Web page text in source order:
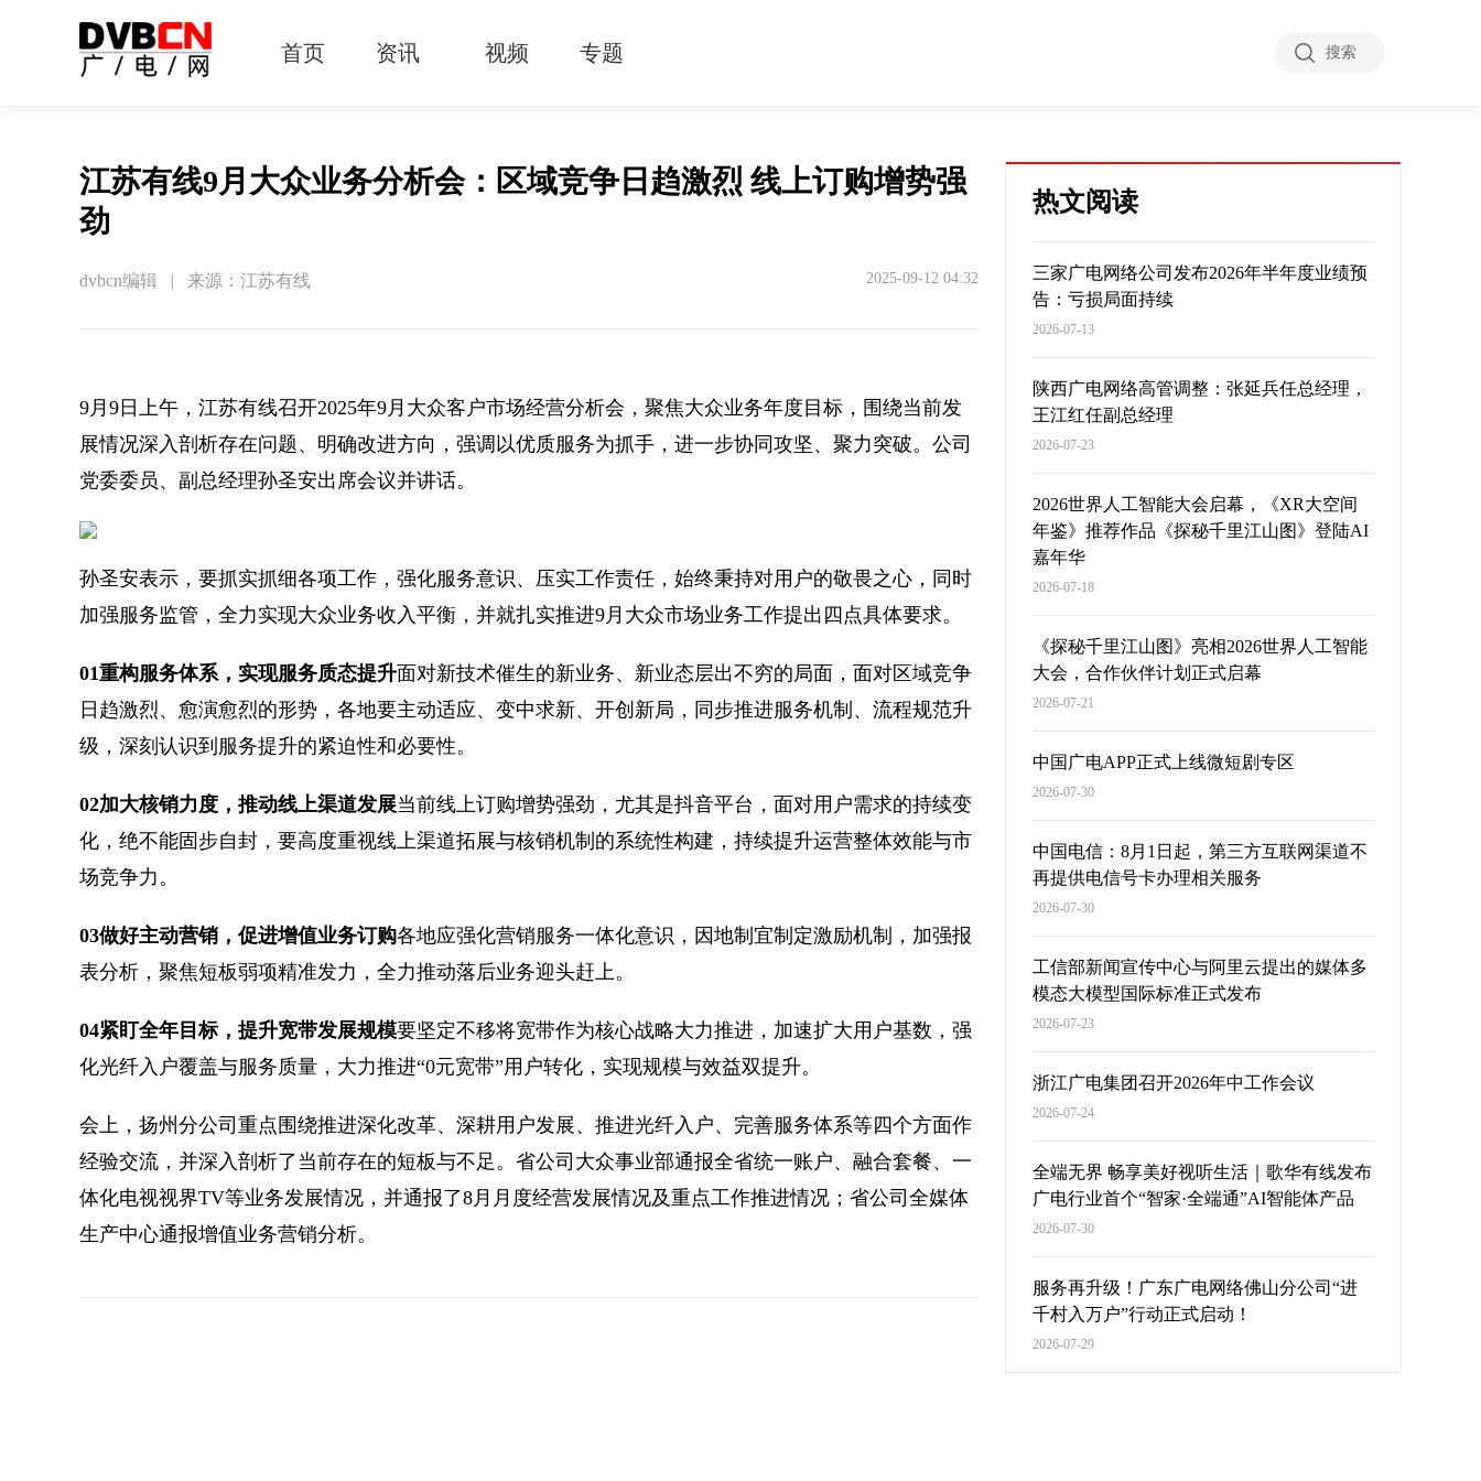
首页 资讯 视频 专题 搜索
江苏有线9月大众业务分析会：区域竞争日趋激烈 线上订购增势强
劲
dvbcn编辑 | 来源：江苏有线 2025-09-12 04:32
9月9日上午，江苏有线召开2025年9月大众客户市场经营分析会，聚焦大众业务年度目标，围绕当前发
展情况深入剖析存在问题、明确改进方向，强调以优质服务为抓手，进一步协同攻坚、聚力突破。公司
党委委员、副总经理孙圣安出席会议并讲话。
孙圣安表示，要抓实抓细各项工作，强化服务意识、压实工作责任，始终秉持对用户的敬畏之心，同时
加强服务监管，全力实现大众业务收入平衡，并就扎实推进9月大众市场业务工作提出四点具体要求。
01重构服务体系，实现服务质态提升面对新技术催生的新业务、新业态层出不穷的局面，面对区域竞争
日趋激烈、愈演愈烈的形势，各地要主动适应、变中求新、开创新局，同步推进服务机制、流程规范升
级，深刻认识到服务提升的紧迫性和必要性。
02加大核销力度，推动线上渠道发展当前线上订购增势强劲，尤其是抖音平台，面对用户需求的持续变
化，绝不能固步自封，要高度重视线上渠道拓展与核销机制的系统性构建，持续提升运营整体效能与市
场竞争力。
03做好主动营销，促进增值业务订购各地应强化营销服务一体化意识，因地制宜制定激励机制，加强报
表分析，聚焦短板弱项精准发力，全力推动落后业务迎头赶上。
04紧盯全年目标，提升宽带发展规模要坚定不移将宽带作为核心战略大力推进，加速扩大用户基数，强
化光纤入户覆盖与服务质量，大力推进“0元宽带”用户转化，实现规模与效益双提升。
会上，扬州分公司重点围绕推进深化改革、深耕用户发展、推进光纤入户、完善服务体系等四个方面作
经验交流，并深入剖析了当前存在的短板与不足。省公司大众事业部通报全省统一账户、融合套餐、一
体化电视视界TV等业务发展情况，并通报了8月月度经营发展情况及重点工作推进情况；省公司全媒体
生产中心通报增值业务营销分析。
热文阅读
三家广电网络公司发布2026年半年度业绩预
告：亏损局面持续
2026-07-13
陕西广电网络高管调整：张延兵任总经理，
王江红任副总经理
2026-07-23
2026世界人工智能大会启幕，《XR大空间
年鉴》推荐作品《探秘千里江山图》登陆AI
嘉年华
2026-07-18
《探秘千里江山图》亮相2026世界人工智能
大会，合作伙伴计划正式启幕
2026-07-21
中国广电APP正式上线微短剧专区
2026-07-30
中国电信：8月1日起，第三方互联网渠道不
再提供电信号卡办理相关服务
2026-07-30
工信部新闻宣传中心与阿里云提出的媒体多
模态大模型国际标准正式发布
2026-07-23
浙江广电集团召开2026年中工作会议
2026-07-24
全端无界 畅享美好视听生活｜歌华有线发布
广电行业首个“智家·全端通”AI智能体产品
2026-07-30
服务再升级！广东广电网络佛山分公司“进
千村入万户”行动正式启动！
2026-07-29